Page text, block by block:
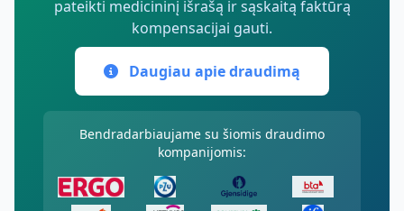
pateikti medicininį išrašą ir sąskaitą faktūrą
kompensacijai gauti.
Daugiau apie draudimą
Bendradarbiaujame su šiomis draudimo
kompanijomis: